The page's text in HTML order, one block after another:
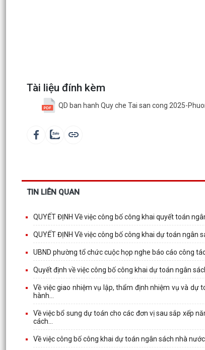
Tài liệu đính kèm
QD ban hanh Quy che Tai san cong 2025-
TIN LIÊN QUAN
QUYẾT ĐỊNH Về việc công bố công khai quyết toán
QUYẾT ĐỊNH Về việc công bố công khai dự toán ngân
UBND phường tổ chức cuộc họp nghe báo cáo công
Quyết định về việc công bố công khai dự toán ngân
Về việc giao nhiệm vụ lập, thẩm định nhiệm vụ và
hành...
Về việc bổ sung dự toán cho các đơn vị sau sắp xếp
cách...
Về việc công bố công khai dự toán ngân sách nhà